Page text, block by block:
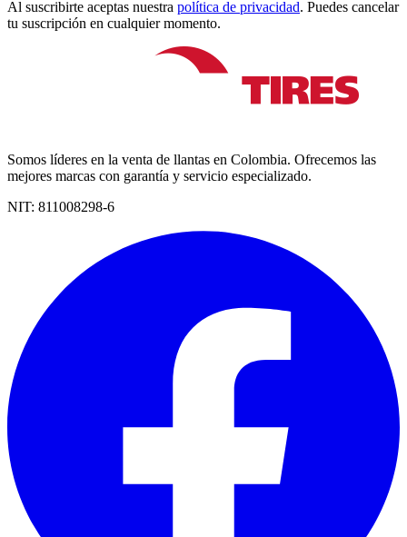
Al suscribirte aceptas nuestra política de privacidad. Puedes cancelar
tu suscripción en cualquier momento.
Somos líderes en la venta de llantas en Colombia. Ofrecemos las
mejores marcas con garantía y servicio especializado.
NIT: 811008298-6